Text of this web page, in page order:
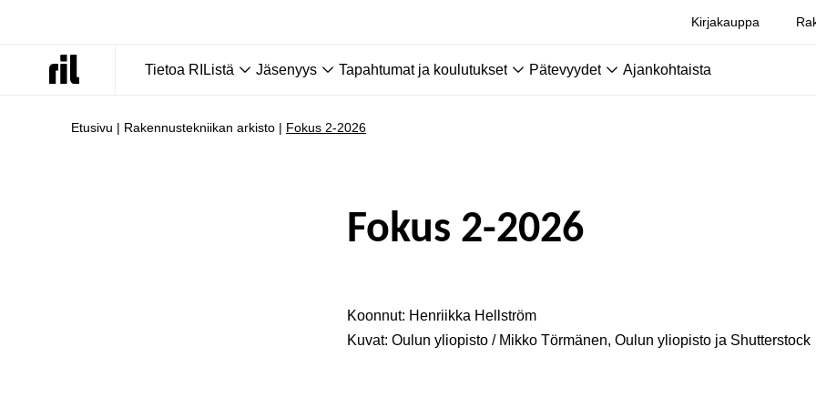
Kirjakauppa
Tietoa RIListä Jäsenyys Tapahtumat ja koulutukset Pätevyydet Ajankohtaista
Etusivu | Rakennustekniikan arkisto | Fokus 2-2026
Fokus 2-2026
Koonnut: Henriikka Hellström
Kuvat: Oulun yliopisto / Mikko Törmänen, Oulun yliopisto ja Shutterstock